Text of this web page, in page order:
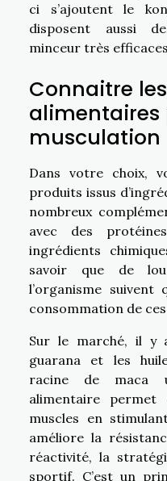
ci s’ajoutent le
disposent aussi
minceur très
Connaitre
alimentaires
musculation
Dans votre choix,
produits issus
nombreux
avec des
ingrédients
savoir que de
l’organisme
consommation de
Sur le marché, il y
guarana et les
racine de maca
alimentaire permet
muscles en
améliore la
réactivité, la
sportif. C’est un